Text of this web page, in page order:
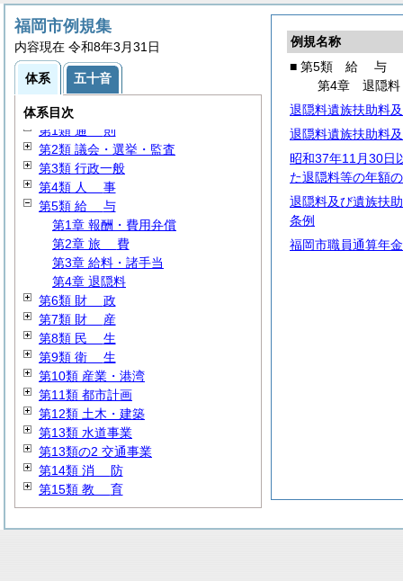
例規名称
■ 第5類 給 与
第4章 退隠料
退隠料遺族扶助料
退隠料遺族扶助料
昭和37年11月30日
た退隠料等の年額
退隠料及び遺族扶
条例
福岡市職員通算年
福岡市例規集
内容現在 令和8年3月31日
体系 五十音
体系目次
第1類 通 則
第2類 議会・選挙・監査
第3類 行政一般
第4類 人 事
第5類 給 与
第1章 報酬・費用弁償
第2章 旅 費
第3章 給料・諸手当
第4章 退隠料
第6類 財 政
第7類 財 産
第8類 民 生
第9類 衛 生
第10類 産業・港湾
第11類 都市計画
第12類 土木・建築
第13類 水道事業
第13類の2 交通事業
第14類 消 防
第15類 教 育